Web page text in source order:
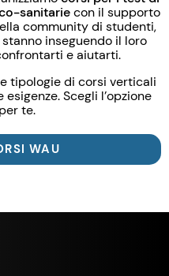
sanitariecon il supporto
community di studenti,
inseguendo il loro
e aiutarti.
tipologie di corsi verticali
Scegli l’opzione
te.
WAU